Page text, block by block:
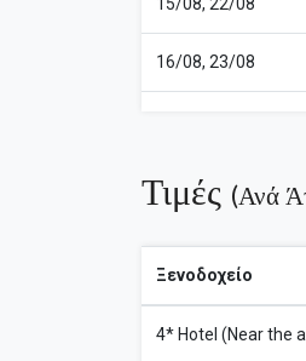
16/08, 23/08
Τιμές (ανά
Ξενοδοχείο
4* Hotel (Near the